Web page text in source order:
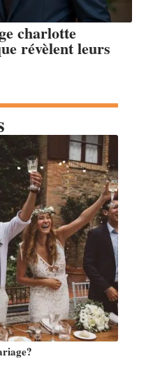
charlotte
révèlent leurs